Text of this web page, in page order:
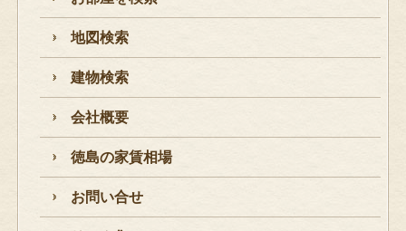
地図検索
建物検索
会社概要
徳島の家賃相場
お問い合せ